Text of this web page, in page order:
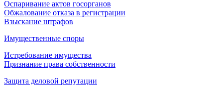
Оспаривание актов госорганов
Обжалование отказа в регистрации
Взыскание штрафов
Имущественные споры
Истребование имущества
Признание права собственности
Защита деловой репутации